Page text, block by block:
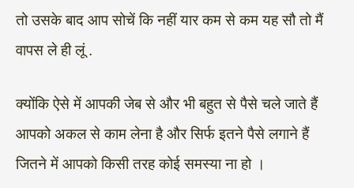
तो उसके बाद आप सोचें कि नहीं यार कम से कम यह सौ तो मैं
वापस ले ही लूं .
क्योंकि ऐसे में आपकी जेब से और भी बहुत से पैसे चले जाते हैं
आपको अकल से काम लेना है और सिर्फ इतने पैसे लगाने हैं
जितने में आपको किसी तरह कोई समस्या ना हो ।